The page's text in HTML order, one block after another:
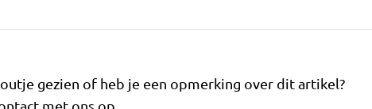
gezien of heb je een opmerking over dit artikel?
met ons op.